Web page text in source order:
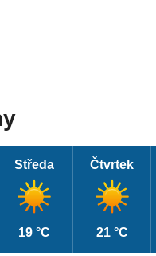
Středa
19 °C
Čtvrtek
21 °C